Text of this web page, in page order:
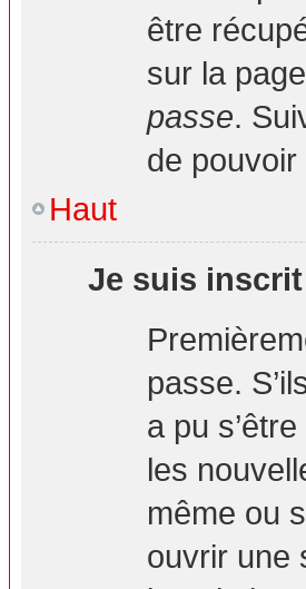
être
sur la
passe.
de
Haut
Je suis
passe.
a pu
les
même ou
ouvrir une